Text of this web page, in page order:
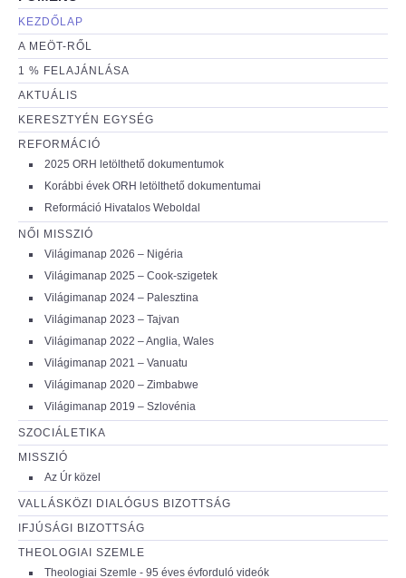
KEZDŐLAP
A MEÖT-RŐL
1 % FELAJÁNLÁSA
AKTUÁLIS
KERESZTYÉN EGYSÉG
REFORMÁCIÓ
2025 ORH letölthető dokumentumok
Korábbi évek ORH letölthető dokumentumai
Reformáció Hivatalos Weboldal
NŐI MISSZIÓ
Világimanap 2026 – Nigéria
Világimanap 2025 – Cook-szigetek
Világimanap 2024 – Palesztina
Világimanap 2023 – Tajvan
Világimanap 2022 – Anglia, Wales
Világimanap 2021 – Vanuatu
Világimanap 2020 – Zimbabwe
Világimanap 2019 – Szlovénia
SZOCIÁLETIKA
MISSZIÓ
Az Úr közel
VALLÁSKÖZI DIALÓGUS BIZOTTSÁG
IFJÚSÁGI BIZOTTSÁG
THEOLOGIAI SZEMLE
Theologiai Szemle - 95 éves évforduló videók